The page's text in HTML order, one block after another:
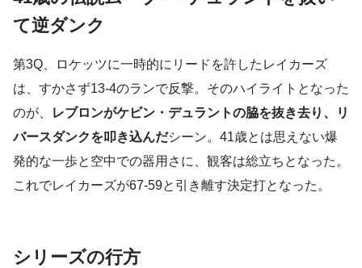
て逆ダンク
第3Q、ロケッツに一時的にリードを許したレイカーズ
は、すかさず13-4のランで反撃。そのハイライトとなった
のが、
レブロンがケビン・デュラントの脇を抜き去り、リ
バースダンクを叩き込んだシーン。41歳とは思えない爆
発的な一歩と空中での器用さに、観客は総立ちとなった。
これでレイカーズが67-59と引き離す決定打となった。
シリーズの行方